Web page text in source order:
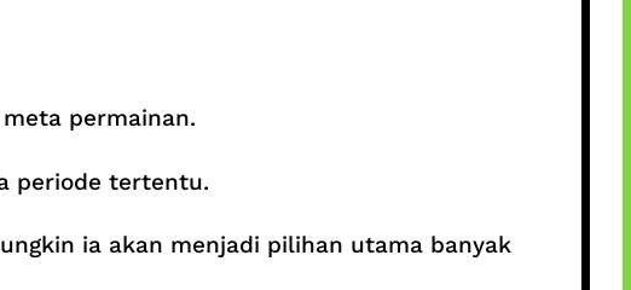
permainan.
periode tertentu.
ia akan menjadi pilihan utama banyak